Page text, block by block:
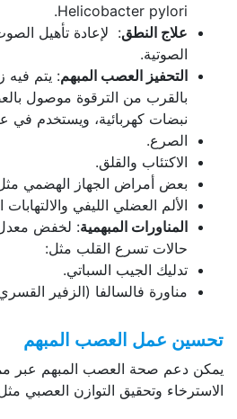
Helicobacter pylori.
علاج النطق: لإعادة تأهيل
الصوتية.
التحفيز العصب المبهم: يتم فيه
بالقرب من الترقوة موصول
نبضات كهربائية، ويستخدم في
الصرع.
الاكتئاب والقلق.
بعض أمراض الجهاز الهضمي
الألم العضلي الليفي والالتهابات
المناورات المبهمية: لخفض
حالات تسرع القلب مثل:
تدليك الجيب السباتي.
مناورة فالسالفا (الزفير
تحسين عمل العصب المبهم
يمكن دعم صحة العصب المبهم عبر
الاسترخاء وتحقيق التوازن العصبي